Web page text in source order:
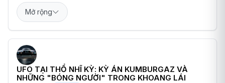
Mở rộng
UFO TẠI THỔ NHĨ KỲ: KỲ ÁN KUMBURGAZ VÀ
NHỮNG "BÓNG NGƯỜI" TRONG KHOANG LÁI